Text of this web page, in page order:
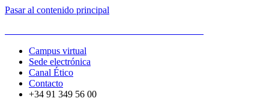
Pasar al contenido principal
Campus virtual
Sede electrónica
Canal Ético
Contacto
+34 91 349 56 00